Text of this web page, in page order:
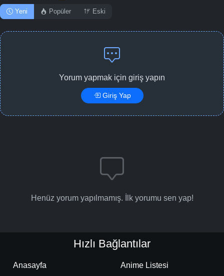
Yeni Popüler Eski
Yorum yapmak için giriş yapın
Giriş Yap
Henüz yorum yapılmamış. İlk yorumu sen yap!
Hızlı Bağlantılar
Anasayfa Anime Listesi